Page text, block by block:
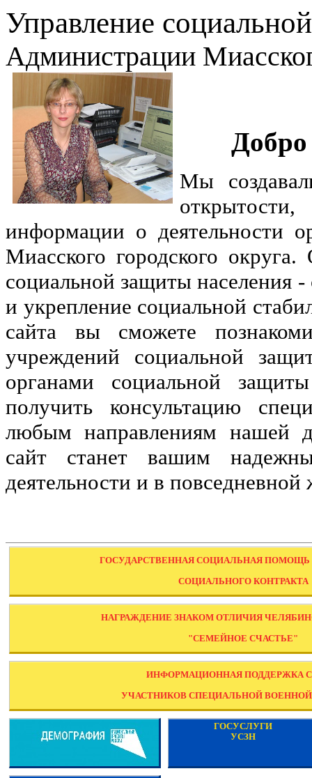
Управление
Администрации
Мы
информации о деятельности
Миасского городского
социальной защиты населения
и укрепление социальной
сайта вы сможете
учреждений социальной
органами социальной
получить консультацию
любым направлениям нашей
сайт станет вашим
деятельности и в повседневной
ГОСУДАРСТВЕННАЯ СОЦИАЛЬНАЯ ПОМОЩЬ
СОЦИАЛЬНОГО КОНТРАКТА
НАГРАЖДЕНИЕ ЗНАКОМ ОТЛИЧИЯ
"СЕМЕЙНОЕ СЧАСТЬЕ"
ИНФОРМАЦИОННАЯ ПОДДЕРЖКА
УЧАСТНИКОВ СПЕЦИАЛЬНОЙ
ГОСУСЛУГИ
УСЗН